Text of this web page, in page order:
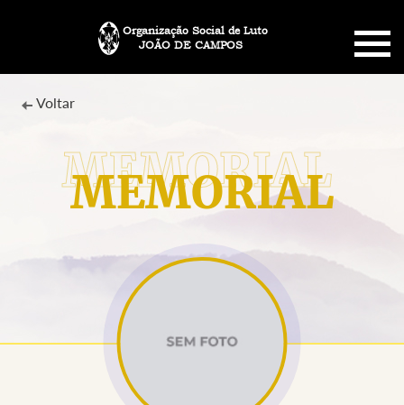
JOÃO DE CAMPOS
Organização Social de Luto
SOBRE NÓS
PLANO FUNERÁRIO
MENSAGENS
MEMORIAL
Voltar